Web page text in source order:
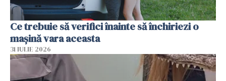
Ce trebuie să verifici înainte să închiriezi o
mașină vara aceasta
31 IULIE 2026